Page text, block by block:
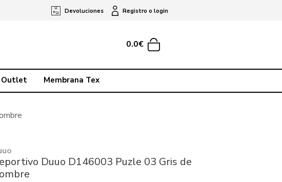
Devoluciones Registro o login
0.0€
Outlet Membrana Tex
Duuo D146003 Puzle 03 Gris de